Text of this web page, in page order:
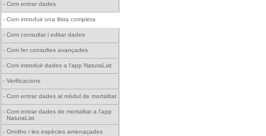
- Com entrar dades
- Com introduir una llista completa
- Com consultar i editar dades
- Com fer consultes avançades
- Com introduir dades a l'app NaturaList
- Verificacions
- Com entrar dades al mòdul de mortalitat
- Com entrar dades de mortalitat a l'app
NaturaList
- Ornitho i les espècies amenaçades